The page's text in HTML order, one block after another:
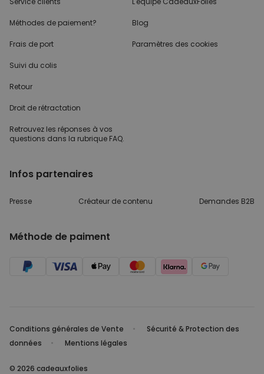
Méthodes de paiement?
Frais de port
Suivi du colis
Retour
Droit de rétractation
Retrouvez les réponses à vos
questions dans la rubrique FAQ.
Blog
Paramètres des cookies
Infos partenaires
Presse Créateur de contenu Demandes B2B
Méthode de paiment
Conditions générales de Vente
Sécurité & Protection des
données
Mentions légales
© 2026 cadeauxfolies